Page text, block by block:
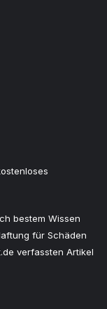
bestem Wissen
für Schäden
verfassten Artikel